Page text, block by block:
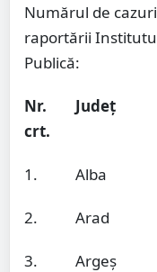
Numărul de
raportării
Publică:
Nr.
crt.
Județ
1. Alba
2. Arad
3. Argeș